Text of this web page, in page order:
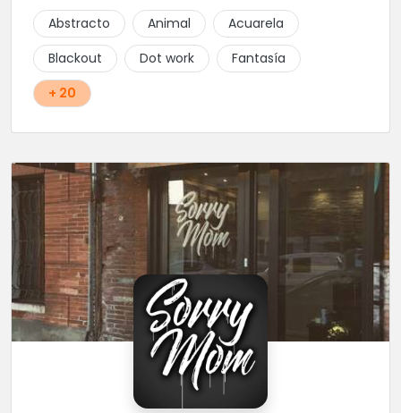
Abstracto Animal
Acuarela
Blackout
Dot work
Fantasía
+ 20